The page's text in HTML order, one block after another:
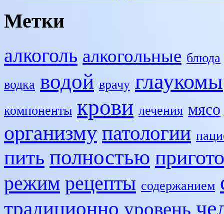
Метки
алкоголь алкогольные блюда
водка водой врачу глаукомы
компоненты крови лечения мясо
организму патологии
пить полностью
режим рецепты содержанием
традиционно уровень